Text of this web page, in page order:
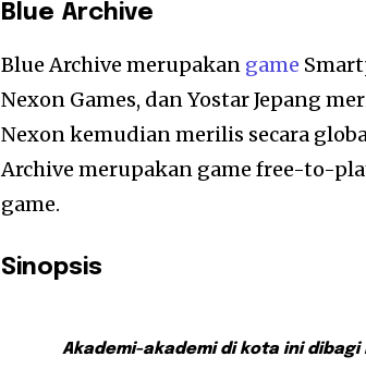
Blue Archive
Blue Archive merupakan game
Nexon Games, dan Yostar Jepang
Nexon kemudian merilis secara
Archive merupakan game free-to-
game.
Sinopsis
Akademi-akademi di kota ini